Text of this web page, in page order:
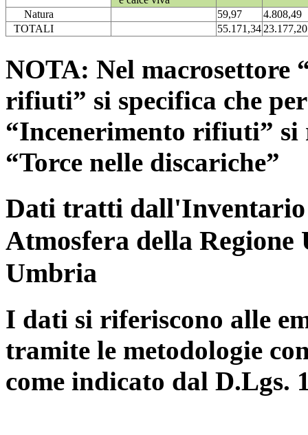
Natura
59,97
4.808,49
TOTALI
55.171,3423.177,20
NOTA: Nel macrosettore
rifiuti” si specifica che
“Incenerimento rifiuti”
“Torce nelle discariche”
Dati tratti dall'Inventario
Atmosfera della
Umbria
I dati si riferiscono alle
tramite le metodologie
come indicato dal D.Lgs.